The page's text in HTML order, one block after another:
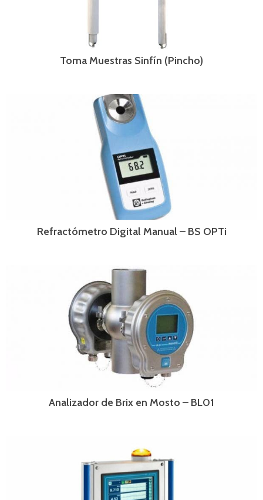
Toma Muestras Sinfín (Pincho)
Refractómetro Digital Manual – BS OPTi
Analizador de Brix en Mosto – BL01